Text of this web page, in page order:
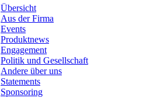
Übersicht
Aus der Firma
Events
Produktnews
Engagement
Politik und Gesellschaft
Andere über uns
Statements
Sponsoring